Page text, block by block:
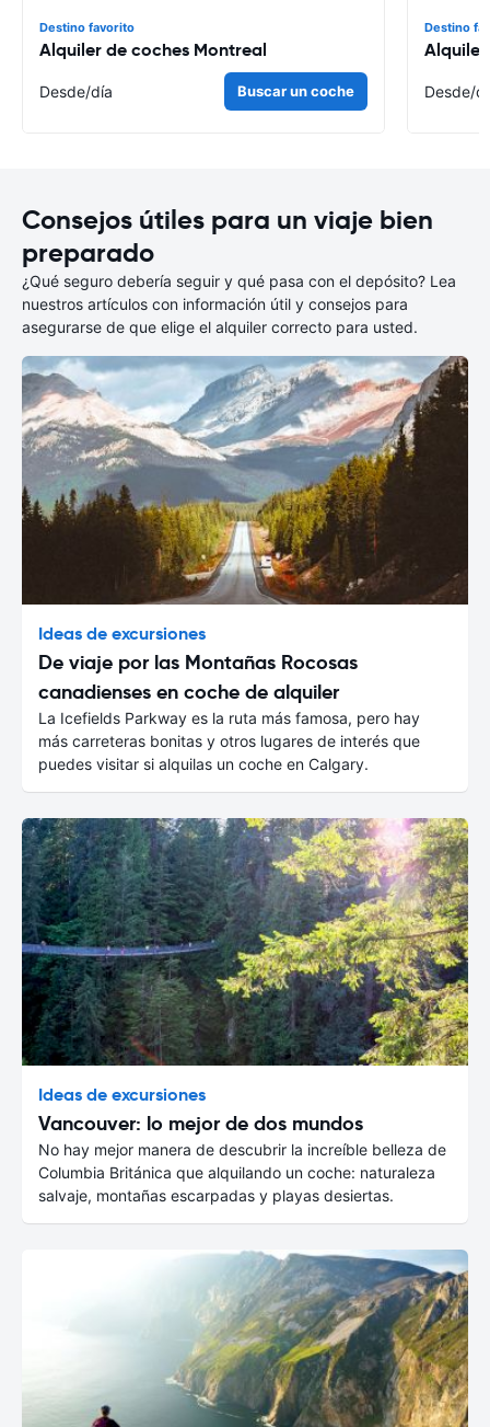
Destino favorito
Alquiler de coches Montreal
Desde/día Buscar un coche
Destino
Desde/
Consejos útiles para un viaje bien
preparado
¿Qué seguro debería seguir y qué pasa con el depósito? Lea
nuestros artículos con información útil y consejos para
asegurarse de que elige el alquiler correcto para usted.
Ideas de excursiones
De viaje por las Montañas Rocosas
canadienses en coche de alquiler
La Icefields Parkway es la ruta más famosa, pero hay
más carreteras bonitas y otros lugares de interés que
puedes visitar si alquilas un coche en Calgary.
Ideas de excursiones
Vancouver: lo mejor de dos mundos
No hay mejor manera de descubrir la increíble belleza de
Columbia Británica que alquilando un coche: naturaleza
salvaje, montañas escarpadas y playas desiertas.